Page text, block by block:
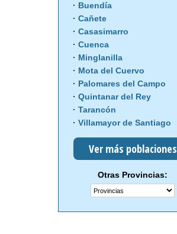
Buendía
Cañete
Casasimarro
Cuenca
Minglanilla
Mota del Cuervo
Palomares del Campo
Quintanar del Rey
Tarancón
Villamayor de Santiago
Ver más poblaciones
Otras Provincias: